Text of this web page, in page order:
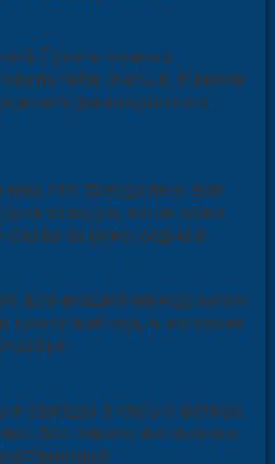
Луне в ночных
тебя, милый. Извини
разноцветных
что преодолею все
холодна, из-за моих
возникший между нами
цветущий сад, в котором
звезды в серых ветках.
без такого желанного